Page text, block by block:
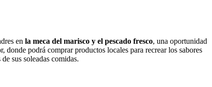
en la meca del marisco y el pescado fresco, una oportunidad
donde podrá comprar productos locales para recrear los sabores
sus soleadas comidas.